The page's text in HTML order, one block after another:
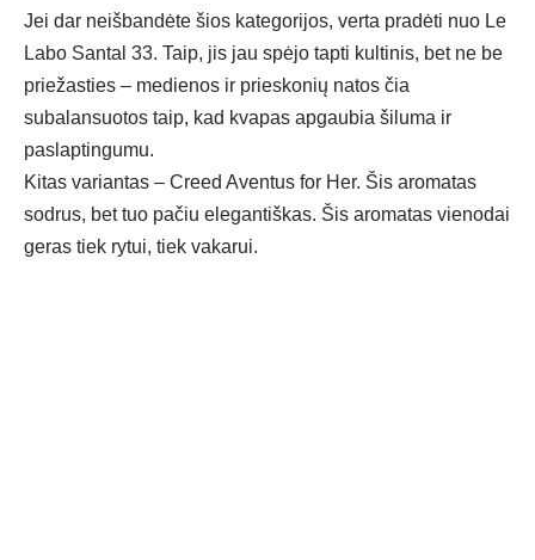
Jei dar neišbandėte šios kategorijos, verta pradėti nuo Le
Labo Santal 33. Taip, jis jau spėjo tapti kultinis, bet ne be
priežasties – medienos ir prieskonių natos čia
subalansuotos taip, kad kvapas apgaubia šiluma ir
paslaptingumu.
Kitas variantas – Creed Aventus for Her. Šis aromatas
sodrus, bet tuo pačiu elegantiškas. Šis aromatas vienodai
geras tiek rytui, tiek vakarui.